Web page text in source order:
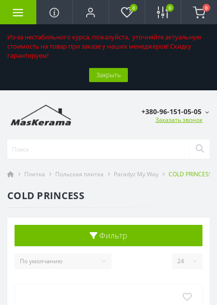
Из-за нестабильного курса, пожалуйста, уточняйте актуальную
стоимость на товар при заказе у наших менеджеров! Скидку
гарантируем!
Закрыть
0 0 0
+380-96-151-05-05
Заказать звонок
Плитка Польская плитка Paradyz My Way COLD PRINCESS
COLD PRINCESS
Фильтр